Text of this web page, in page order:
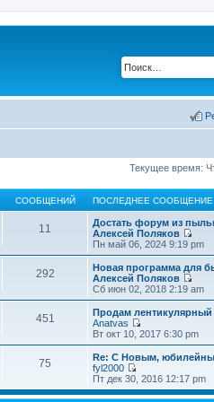
Текущее время:
СООБЩЕНИЙ ПОСЛЕДНЕЕ СООБЩЕНИЕ
11
Достать форум из
Алексей Поляков
П
е
р
е
й
т
к
о
л
д
н
Пн май 06, 2024 9:19 pm
292
Новая программа для
Алексей Поляков
П
е
р
е
й
т
и
к
о
с
Сб июн 02, 2018 2:19 am
451
Продам лентикулярный
Anatvas
П
е
р
е
й
т
и
Вт окт 10, 2017 6:30 pm
75
Re: С Новым,
fyl2000
П
е
р
Пт дек 30, 2016 12:17 pm